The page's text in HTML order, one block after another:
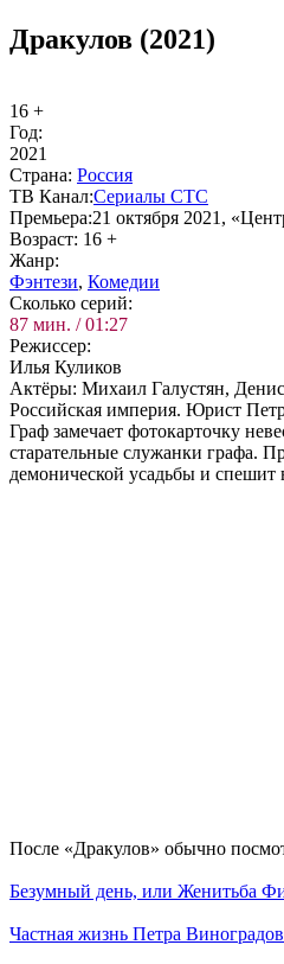
Дракулов (2021)
16 +
Год:
2021
Стра­на: Рос­сия
ТВ Ка­нал:Се­риа­лы СТС
Пре­мье­ра:21 октября 2021,
Воз­раст: 16 +
Жанр:
Фэн­те­зи, Ко­ме­дии
Сколь­ко се­рий:
87 мин. / 01:27
Ре­жис­сер:
Илья Куликов
Ак­тё­ры: Михаил Галустян,
Российская империя. Юрист
Граф замечает фотокарточку
старательные служанки графа.
демонической усадьбы и спешит
По­сле «Дракулов» обыч­но
Безумный день, или Женитьба
Частная жизнь Петра